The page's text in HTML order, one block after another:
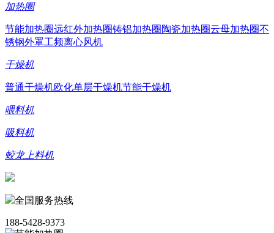
加热圈
节能加热圈远红外加热圈铸铝加热圈 陶瓷加热圈云母加热圈不
锈钢外罩工频离心风机
干燥机
普通干燥机欧化单层干燥机节能干燥机
喂料机
吸料机
蛟龙上料机
全国服务热线
188-5428-9373